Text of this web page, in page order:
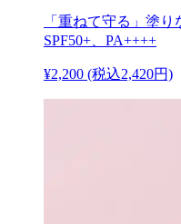
「重ねて守る」塗
SPF50+、PA++++
¥2,200 (税込2,420円)